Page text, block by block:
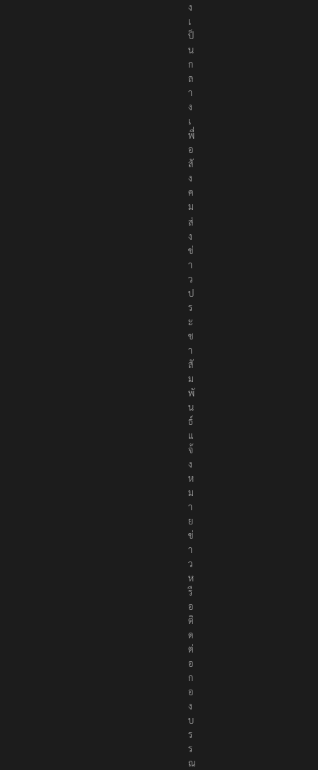
ง
เ
ป็
น
ก
ล
า
ง
เ
พื่
อ
สั
ง
ค
ม
ส่
ง
ข่
า
ว
ป
ร
ะ
ช
า
สั
ม
พั
น
ธ์
แ
จ้
ง
ห
ม
า
ย
ข่
า
ว
ห
รื
อ
ติ
ด
ต่
อ
ก
อ
ง
บ
ร
ร
ณ